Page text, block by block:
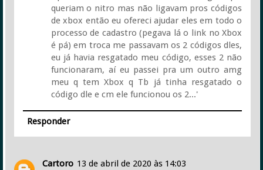
queriam o nitro mas não ligavam pros códigos
de xbox então eu ofereci ajudar eles em todo o
processo de cadastro (pegava lá o link no Xbox
é pá) em troca me passavam os 2 códigos dles,
eu já havia resgatado meu código, esses 2 não
funcionaram, aí eu passei pra um outro amg
meu q tem Xbox q Tb já tinha resgatado o
código dle e cm ele funcionou os 2...'
Responder
Cartoro 13 de abril de 2020 às 14:03